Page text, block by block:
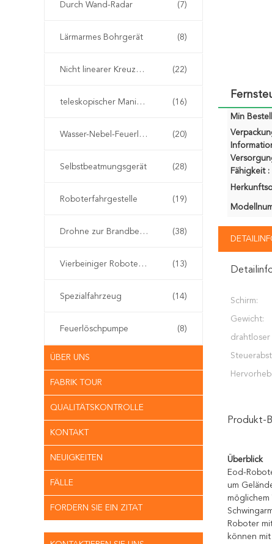
Durch Wand-Radar (7)
Lärmarmes Bohrgerät (8)
Nicht linearer Kreuzungs-Detektor (22)
teleskopischer Manipulator eod (16)
Wasser-Nebel-Feuerlöscher (20)
Selbstbeatmungsgerät (28)
Roboterfahrgestelle (19)
Drohne zur Brandbekämpfung (38)
Vierbeiniger Roboterhund (13)
Spezialfahrzeug (14)
Feuerlöschpumpe (8)
ÜBER UNS
FABRIK TOUR
QUALITÄTSKONTROLLE
KONTAKT
NEUIGKEITEN
FÄLLE
FORDERN SIE EIN ZITAT
Min
Fähigkeit :
Schirm:
Gewicht:
drahtloser
Produkt-
Überblick
Eod-
um
möglichem
Roboter
können